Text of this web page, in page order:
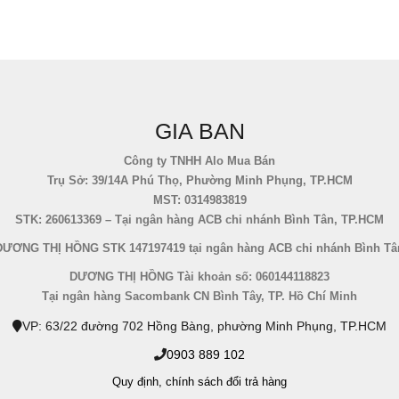
GIA BAN
Công ty TNHH Alo Mua Bán
Trụ Sở: 39/14A Phú Thọ, Phường Minh Phụng, TP.HCM
MST: 0314983819
STK: 260613369 – Tại ngân hàng ACB chi nhánh Bình Tân, TP.HCM
THỊ HỒNG STK 147197419 tại ngân hàng ACB chi nhánh Bình
DƯƠNG THỊ HỒNG Tài khoản số: 060144118823
Tại ngân hàng Sacombank CN Bình Tây, TP. Hồ Chí Minh
VP: 63/22 đường 702 Hồng Bàng, phường Minh Phụng, TP.HCM
0903 889 102
Quy định, chính sách đổi trả hàng